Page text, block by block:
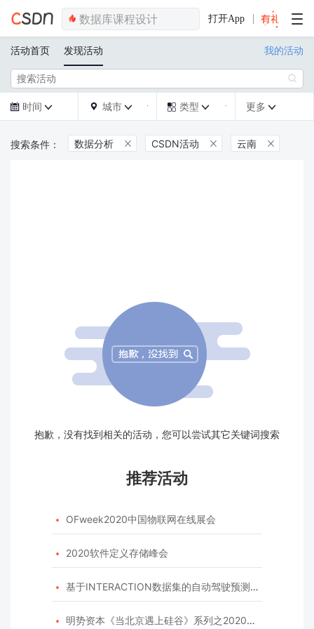
打开App
活动首页 发现活动 我的活动

 时间   城市   类型  更多 
数据分析  CSDN活动  云南 
抱歉，没有找到相关的活动，您可以尝试其它关键词搜索
推荐活动
 OFweek2020中国物联网在线展会
 2020软件定义存储峰会
 基于INTERACTION数据集的自动驾驶预测模型挑战赛
 明势资本《当北京遇上硅谷》系列之2020年度开源峰会